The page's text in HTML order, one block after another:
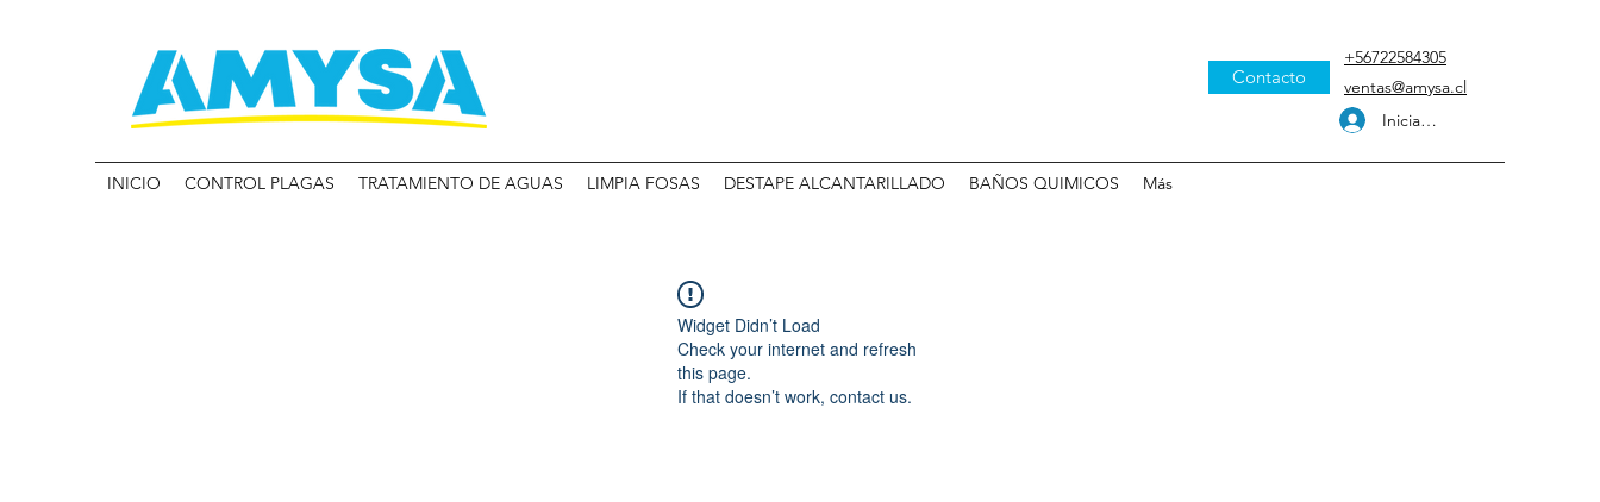
Contacto
Iniciar sesión
+56722584305
ventas@amysa.cl
INICIO CONTROL PLAGAS TRATAMIENTO DE AGUAS LIMPIA FOSAS DESTAPE ALCANTARILLADO BAÑOS QUIMICOS Más
Widget Didn’t Load
Check your internet and refresh
this page.
If that doesn’t work, contact us.